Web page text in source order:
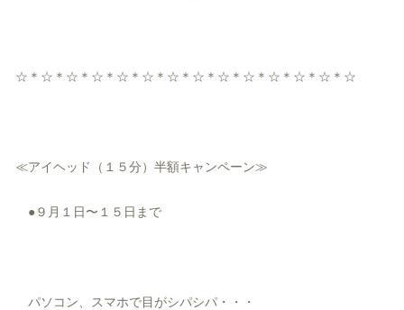
☆＊☆＊☆＊☆＊☆＊☆＊☆＊☆＊☆＊☆＊☆＊☆＊☆＊☆
≪アイヘッド（１５分）半額キャンペーン≫
●９月１日〜１５日まで
パソコン、スマホで目がシパシパ・・・